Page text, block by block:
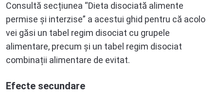
Consultă secțiunea “Dieta disociată alimente
permise și interzise” a acestui ghid pentru că acolo
vei găsi un tabel regim disociat cu grupele
alimentare, precum și un tabel regim disociat
combinații alimentare de evitat.
Efecte secundare